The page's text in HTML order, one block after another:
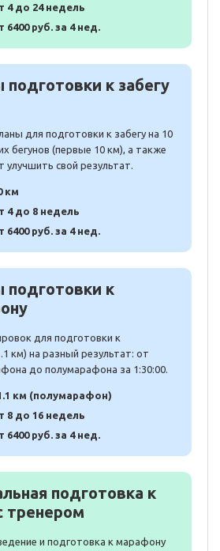
4 до 24 недель
6400 руб. за 4 нед.
к забегу
для подготовки к забегу на 10
бегунов (первые 10 км), а также
улучшить свой результат.
км
4 до 8 недель
6400 руб. за 4 нед.
к
для подготовки к
км) на разный результат: от
до полумарафона за 1:30:00.
км (полумарафон)
8 до 16 недель
6400 руб. за 4 нед.
подготовка к
тренером
и подготовка к марафону